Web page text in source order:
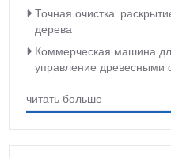
Точная очистка:
дерева
Коммерческая машина
управление древесными
читать больше